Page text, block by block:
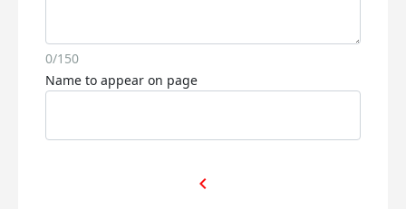
0/150
Name to appear on page
chevron_left